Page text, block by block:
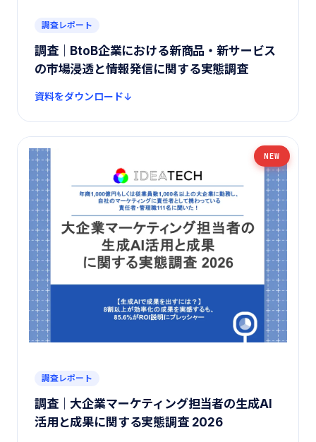
調査レポート
調査｜BtoB企業における新商品・新サービス
の市場浸透と情報発信に関する実態調査
資料をダウンロード
NEW
調査レポート
調査｜大企業マーケティング担当者の生成AI
活用と成果に関する実態調査 2026